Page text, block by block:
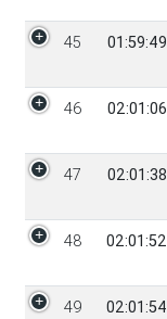
45 01:59:49
46 02:01:06
47 02:01:38
48 02:01:52
49 02:01:54